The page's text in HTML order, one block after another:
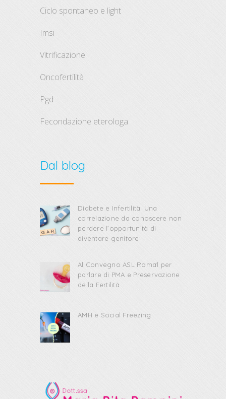
ciclo spontaneo e light
imsi
vitrificazione
oncofertilità
pgd
fecondazione eterologa
Dal blog
Diabete e Infertilità. Una
correlazione da conoscere non
perdere l’opportunità di
diventare genitore
Al Convegno ASL Roma1 per
parlare di PMA e Preservazione
della Fertilità
AMH e Social Freezing